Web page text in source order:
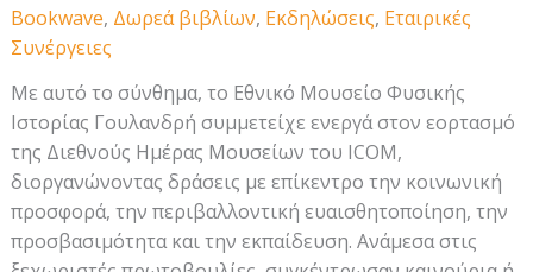
Bookwave, Δωρεά βιβλίων, Εκδηλώσεις, Εταιρικές
Συνέργειες
Με αυτό το σύνθημα, το Εθνικό Μουσείο Φυσικής
Ιστορίας Γουλανδρή συμμετείχε ενεργά στον εορτασμό
της Διεθνούς Ημέρας Μουσείων του ICOM,
διοργανώνοντας δράσεις με επίκεντρο την κοινωνική
προσφορά, την περιβαλλοντική ευαισθητοποίηση, την
προσβασιμότητα και την εκπαίδευση. Ανάμεσα στις